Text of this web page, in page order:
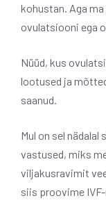
kohustan. Aga
ovulatsiooni ega
Nüüd, kus
lootused ja
saanud.
Mul on sel nädalal
vastused, miks
viljakusravimit
siis proovime